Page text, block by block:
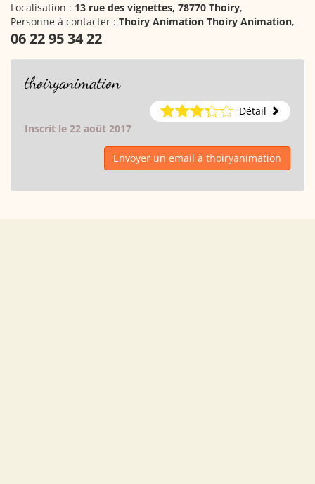
Localisation : 13 rue des vignettes, 78770 Thoiry,
Personne à contacter : Thoiry Animation Thoiry Animation,
06 22 95 34 22
thoiryanimation
Détail
Inscrit le 22 août 2017
Envoyer un email à thoiryanimation